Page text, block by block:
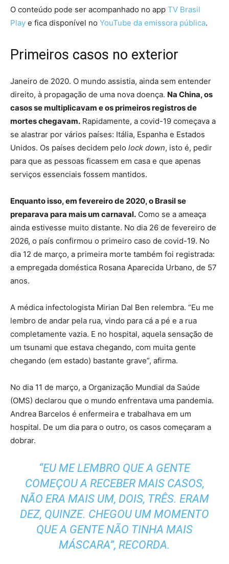
O conteúdo pode ser acompanhado no app TV Brasil
Play e fica disponível no YouTube da emissora pública.
Primeiros casos no exterior
Janeiro de 2020. O mundo assistia, ainda sem entender
direito, à propagação de uma nova doença. Na China, os
casos se multiplicavam e os primeiros registros de
mortes chegavam. Rapidamente, a covid-19 começava a
se alastrar por vários países: Itália, Espanha e Estados
Unidos. Os países decidem pelo lock down, isto é, pedir
para que as pessoas ficassem em casa e que apenas
serviços essenciais fossem mantidos.
Enquanto isso, em fevereiro de 2020, o Brasil se
preparava para mais um carnaval. Como se a ameaça
ainda estivesse muito distante. No dia 26 de fevereiro de
2026, o país confirmou o primeiro caso de covid-19. No
dia 12 de março, a primeira morte também foi registrada:
a empregada doméstica Rosana Aparecida Urbano, de 57
anos.
A médica infectologista Mirian Dal Ben relembra. “Eu me
lembro de andar pela rua, vindo para cá a pé e a rua
completamente vazia. E no hospital, aquela sensação de
um tsunami que estava chegando, com muita gente
chegando (em estado) bastante grave”, afirma.
No dia 11 de março, a Organização Mundial da Saúde
(OMS) declarou que o mundo enfrentava uma pandemia.
Andrea Barcelos é enfermeira e trabalhava em um
hospital. De um dia para o outro, os casos começaram a
dobrar.
“EU ME LEMBRO QUE A GENTE
COMEÇOU A RECEBER MAIS CASOS,
NÃO ERA MAIS UM, DOIS, TRÊS. ERAM
DEZ, QUINZE. CHEGOU UM MOMENTO
QUE A GENTE NÃO TINHA MAIS
MÁSCARA”, RECORDA.